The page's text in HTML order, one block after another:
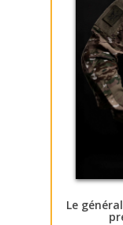
Le